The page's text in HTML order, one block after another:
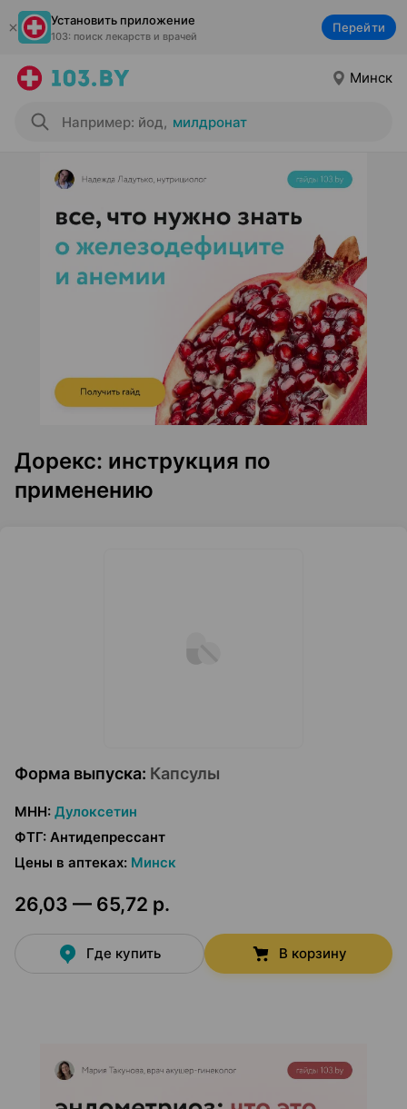
Установить приложение
103: поиск лекарств и врачей
Перейти
Минск
Например: йод, милдронат
Дорекс: инструкция по
применению
Форма выпуска: Капсулы
МНН: Дулоксетин
ФТГ: Антидепрессант
Цены в аптеках: Минск
26,03 — 65,72 р.
Где купить В корзину